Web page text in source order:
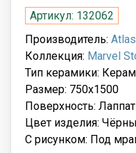
Артикул: 132062
Производитель:
Коллекция: Marvel
Тип керамики:
Размер: 750x1500
Поверхность:
Цвет изделия:
С рисунком: Под